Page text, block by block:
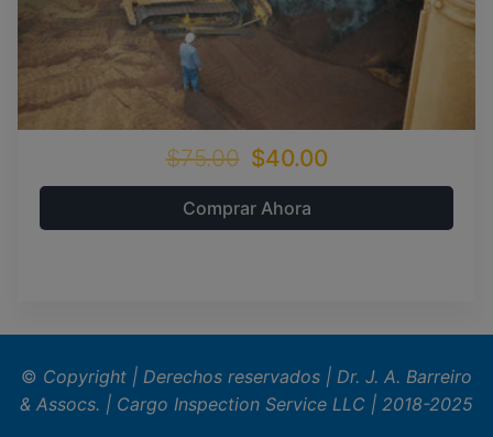
$75.00 $40.00
Comprar Ahora
© Copyright | Derechos reservados | Dr. J. A. Barreiro
& Assocs. | Cargo Inspection Service LLC | 2018-2025